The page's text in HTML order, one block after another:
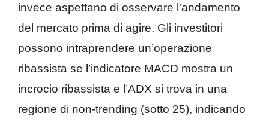
invece aspettano di osservare l’andamento
del mercato prima di agire. Gli investitori
possono intraprendere un’operazione
ribassista se l’indicatore MACD mostra un
incrocio ribassista e l’ADX si trova in una
regione di non-trending (sotto 25), indicando